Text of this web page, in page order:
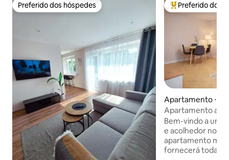
Preferido dos hóspedes
Preferido dos hóspedes Entre os
Preferido dos
Apartamento ⋅
Apartamento
Šiauliai | Ao lado
Bem-vindo a um
e acolhedor no
apartamento
fornecerá todas